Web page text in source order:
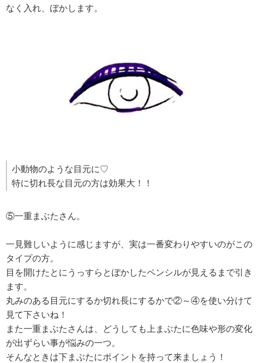
なく入れ、ぼかします。
小動物のような目元に♡
特に切れ長な目元の方は効果大！！
⑤一重まぶたさん。
一見難しいように感じますが、実は一番変わりやすいのがこの
タイプの方。
目を開けたとにうっすらとぼかしたペンシルが見えるまで引き
ます。
丸みのある目元にするか切れ長にするかで②～④を使い分けて
見て下さいね！
また一重まぶたさんは、どうしても上まぶたに色味や形の変化
が出ずらい事が悩みの一つ。
そんなときは下まぶたにポイントを持って来ましょう！